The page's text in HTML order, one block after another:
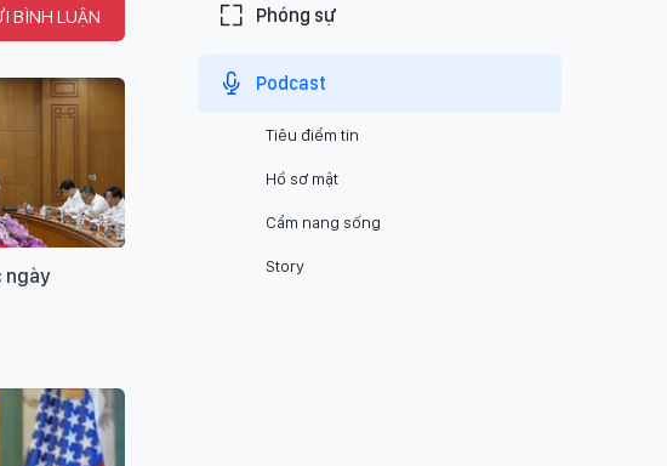
BÌNH LUẬN
ngày
Phóng sự
Podcast
Tiêu điểm tin
Hồ sơ mật
Cẩm nang sống
Story